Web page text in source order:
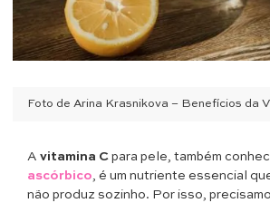
Foto de Arina Krasnikova – Benefícios da
A vitamina C para pele, também
ascórbico, é um nutriente essencial
não produz sozinho. Por isso,